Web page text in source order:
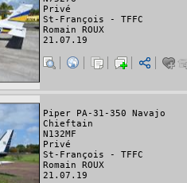
Privé
St-François - TFFC
Romain ROUX
21.07.19
Piper PA-31-350 Navajo
Chieftain
N132MF
Privé
St-François - TFFC
Romain ROUX
21.07.19